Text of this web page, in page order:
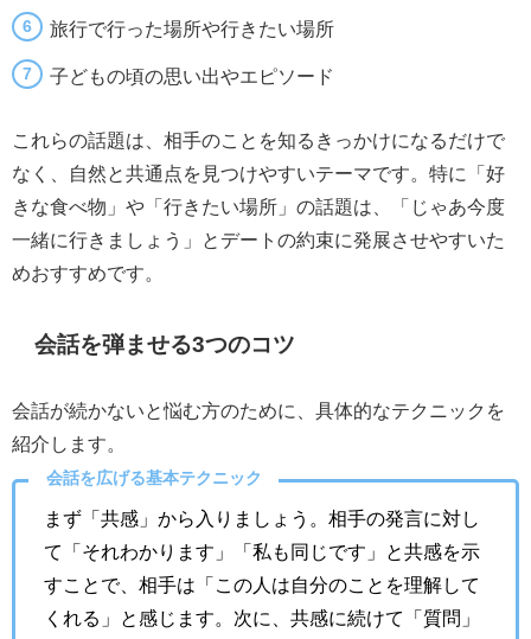
旅行で行った場所や行きたい場所
子どもの頃の思い出やエピソード
これらの話題は、相手のことを知るきっかけになるだけで
なく、自然と共通点を見つけやすいテーマです。特に「好
きな食べ物」や「行きたい場所」の話題は、「じゃあ今度
一緒に行きましょう」とデートの約束に発展させやすいた
めおすすめです。
会話を弾ませる3つのコツ
会話が続かないと悩む方のために、具体的なテクニックを
紹介します。
会話を広げる基本テクニック
まず「共感」から入りましょう。相手の発言に対し
て「それわかります」「私も同じです」と共感を示
すことで、相手は「この人は自分のことを理解して
くれる」と感じます。次に、共感に続けて「質問」